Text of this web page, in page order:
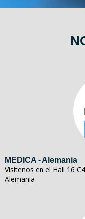
MEDICA - Alemania
Visítenos en el Hall 16
Alemania